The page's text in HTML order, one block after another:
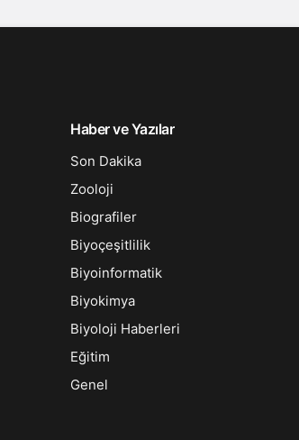
Haber ve Yazılar
Son Dakika
Zooloji
Biografiler
Biyoçeşitlilik
Biyoinformatik
Biyokimya
Biyoloji Haberleri
Eğitim
Genel